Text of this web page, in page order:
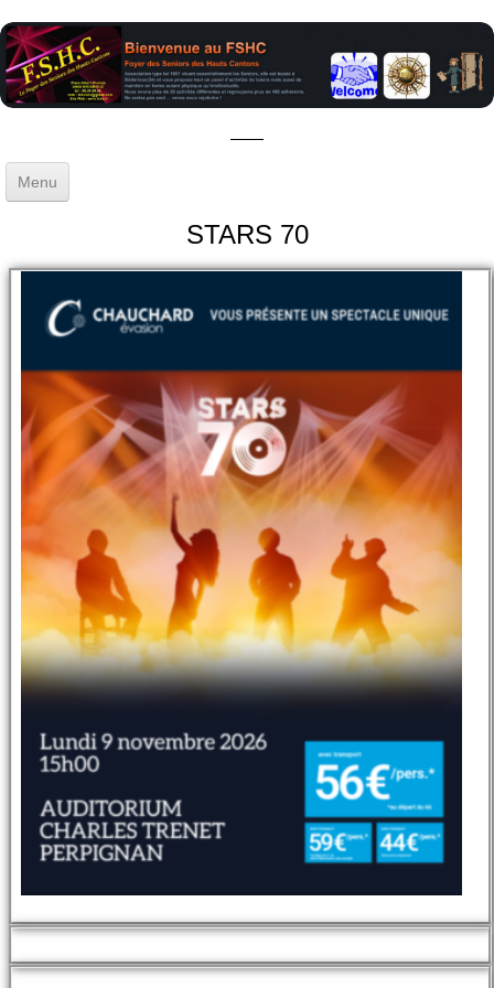
Menu
Gestion▼
Activités▼
Sorties - Voyages
Blog
STARS 70